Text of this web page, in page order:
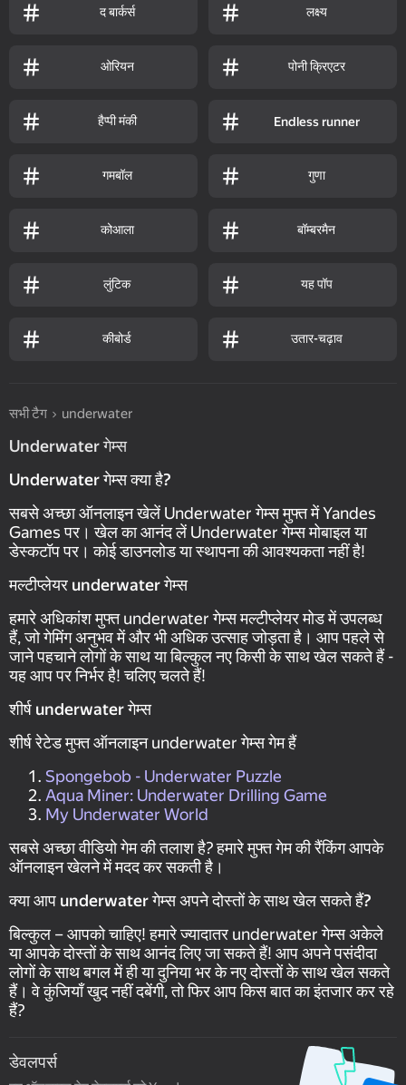
द बार्कर्स लक्ष्य
ओरियन पोनी क्रिएटर
हैप्पी मंकी Endless runner
गमबॉल गुणा
कोआला बॉम्बरमैन
लुंटिक यह पॉप
कीबोर्ड उतार-चढ़ाव
सभी टैग underwater
Underwater गेम्स
Underwater गेम्स क्या है?
सबसे अच्छा ऑनलाइन खेलें Underwater गेम्स मुफ्त में Yandes
Games पर। खेल का आनंद लें Underwater गेम्स मोबाइल या
डेस्कटॉप पर। कोई डाउनलोड या स्थापना की आवश्यकता नहीं है!
मल्टीप्लेयर underwater गेम्स
हमारे अधिकांश मुफ्त underwater गेम्स मल्टीप्लेयर मोड में उपलब्ध
हैं, जो गेमिंग अनुभव में और भी अधिक उत्साह जोड़ता है। आप पहले से
जाने पहचाने लोगों के साथ या बिल्कुल नए किसी के साथ खेल सकते हैं -
यह आप पर निर्भर है! चलिए चलते हैं!
शीर्ष underwater गेम्स
शीर्ष रेटेड मुफ्त ऑनलाइन underwater गेम्स गेम हैं
Spongebob - Underwater Puzzle
Aqua Miner: Underwater Drilling Game
My Underwater World
सबसे अच्छा वीडियो गेम की तलाश है? हमारे मुफ्त गेम की रैंकिंग आपके
ऑनलाइन खेलने में मदद कर सकती है।
क्या आप underwater गेम्स अपने दोस्तों के साथ खेल सकते हैं?
बिल्कुल – आपको चाहिए! हमारे ज्यादातर underwater गेम्स अकेले
या आपके दोस्तों के साथ आनंद लिए जा सकते हैं! आप अपने पसंदीदा
लोगों के साथ बगल में ही या दुनिया भर के नए दोस्तों के साथ खेल सकते
हैं। वे कुंजियाँ खुद नहीं दबेंगी, तो फिर आप किस बात का इंतजार कर रहे
हैं?
डेवलपर्स